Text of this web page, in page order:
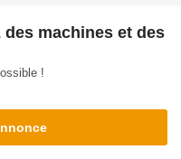
des machines et des
!